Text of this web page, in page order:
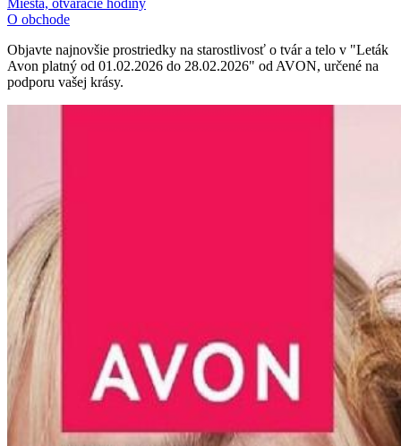
Miesta, otváracie hodiny
O obchode
Objavte najnovšie prostriedky na starostlivosť o tvár a telo v "Leták
Avon platný od 01.02.2026 do 28.02.2026" od AVON, určené na
podporu vašej krásy.